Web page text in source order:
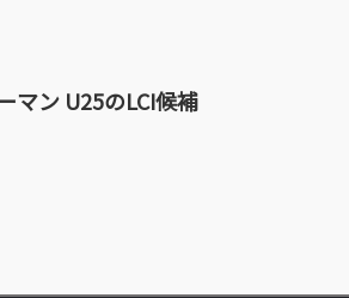
マン U25のLCI候補